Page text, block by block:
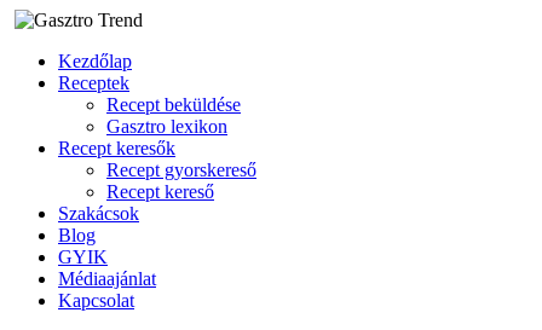
Kezdőlap
Receptek
Recept beküldése
Gasztro lexikon
Recept keresők
Recept gyorskereső
Recept kereső
Szakácsok
Blog
GYIK
Médiaajánlat
Kapcsolat